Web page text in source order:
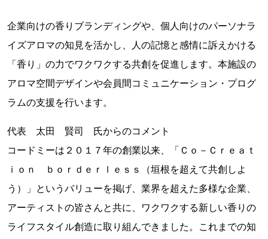
企業向けの香りブランディングや、個人向けのパーソナラ
イズアロマの知見を活かし、人の記憶と感情に訴えかける
「香り」の力でワクワクする共創を促進します。本施設の
アロマ空間デザインや会員間コミュニケーション・プログ
ラムの支援を行います。
代表 太田 賢司 氏からのコメント
コードミーは２０１７年の創業以来、「Ｃｏ－Ｃｒｅａｔ
ｉｏｎ ｂｏｒｄｅｒｌｅｓｓ（垣根を超えて共創しよ
う）」というバリューを掲げ、業界を超えた多様な企業、
アーティストの皆さんと共に、ワクワクする新しい香りの
ライフスタイル創造に取り組んできました。これまでの知